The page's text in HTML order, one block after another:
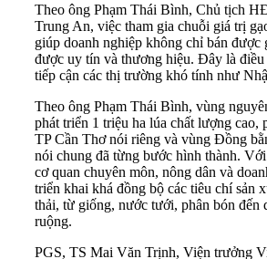
Theo ông Phạm Thái Bình, Chủ tịch
Trung An, việc tham gia chuỗi giá trị
giúp doanh nghiệp không chỉ bán được
được uy tín và thương hiệu. Đây là điều
tiếp cận các thị trường khó tính như
Theo ông Phạm Thái Bình, vùng
phát triển 1 triệu ha lúa chất lượng cao,
TP Cần Thơ nói riêng và vùng Đồng
nói chung đã từng bước hình thành.
cơ quan chuyên môn, nông dân và
triển khai khá đồng bộ các tiêu chí sản
thải, từ giống, nước tưới, phân bón đến
ruộng.
PGS, TS Mai Văn Trịnh, Viện trưởng